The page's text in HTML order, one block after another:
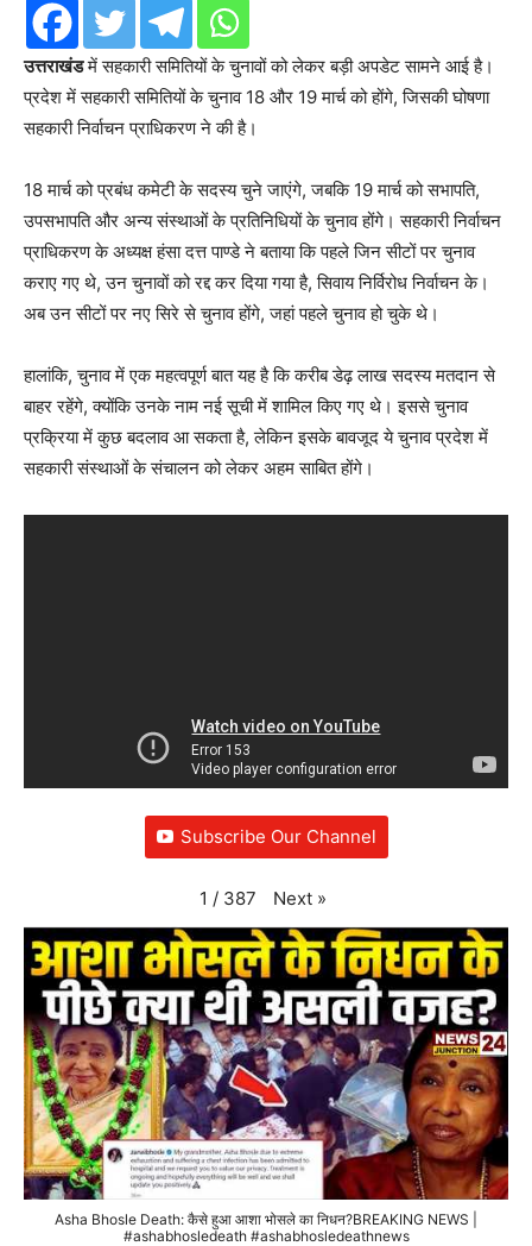
उत्तराखंडमें सहकारी समितियों के चुनावों को लेकर बड़ी अपडेट सामने आई है।
प्रदेश में सहकारी समितियों के चुनाव 18 और 19 मार्च को होंगे, जिसकी घोषणा
सहकारी निर्वाचन प्राधिकरण ने की है।
18 मार्च को प्रबंध कमेटी के सदस्य चुने जाएंगे, जबकि 19 मार्च को सभापति,
उपसभापति और अन्य संस्थाओं के प्रतिनिधियों के चुनाव होंगे। सहकारी निर्वाचन
प्राधिकरण के अध्यक्ष हंसा दत्त पाण्डे ने बताया कि पहले जिन सीटों पर चुनाव
कराए गए थे, उन चुनावों को रद्द कर दिया गया है, सिवाय निर्विरोध निर्वाचन के।
अब उन सीटों पर नए सिरे से चुनाव होंगे, जहां पहले चुनाव हो चुके थे।
हालांकि, चुनाव में एक महत्वपूर्ण बात यह है कि करीब डेढ़ लाख सदस्य मतदान से
बाहर रहेंगे, क्योंकि उनके नाम नई सूची में शामिल किए गए थे। इससे चुनाव
प्रक्रिया में कुछ बदलाव आ सकता है, लेकिन इसके बावजूद ये चुनाव प्रदेश में
सहकारी संस्थाओं के संचालन को लेकर अहम साबित होंगे।
Subscribe Our Channel
1 / 387 Next »
Asha Bhosle Death: कैसे हुआ आशा भोसले का निधन?BREAKING NEWS |
#ashabhosledeath #ashabhosledeathnews